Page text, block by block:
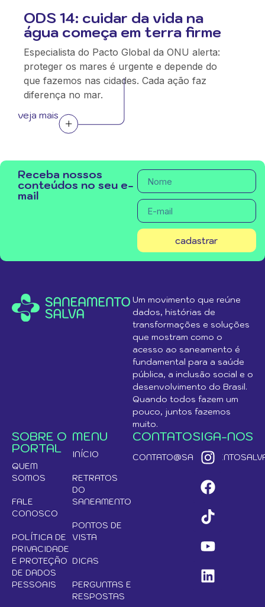
ODS 14: cuidar da vida na
água começa em terra firme
Especialista do Pacto Global da ONU alerta:
proteger os mares é urgente e depende do
que fazemos nas cidades. Cada ação faz
diferença no mar.
veja mais
Receba nossos
conteúdos no seu e-
mail
cadastrar
Um movimento que reúne
dados, histórias de
transformações e soluções
que mostram como o
acesso ao saneamento é
fundamental para a saúde
pública, a inclusão social e o
desenvolvimento do Brasil.
Quando todos fazem um
pouco, juntos fazemos
muito.
SOBRE O
PORTAL
QUEM
SOMOS
FALE
CONOSCO
POLÍTICA DE
PRIVACIDADE
E PROTEÇÃO
DE DADOS
PESSOAIS
MENU
INÍCIO
RETRATOS
DO
SANEAMENTO
PONTOS DE
VISTA
DICAS
PERGUNTAS E
RESPOSTAS
CONTATOSIGA-NOS